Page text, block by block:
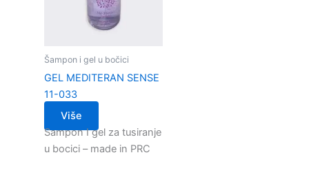
Šampon i gel u bočici
GEL MEDITERAN SENSE
11-033
Više
Sampon I gel za tusiranje
u bocici – made in PRC